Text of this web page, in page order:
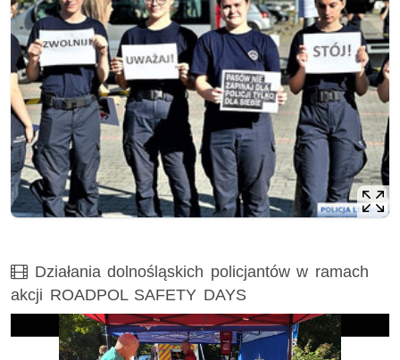
Film
Działania dolnośląskich policjantów w ramach
akcji ROADPOL SAFETY DAYS
Opis filmu: Działania dolnośląskich policjantów w ramach